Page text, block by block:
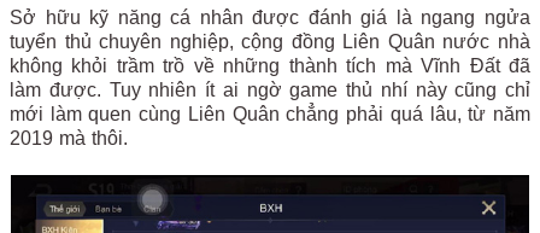
Sở hữu kỹ năng cá nhân được đánh giá là ngang ngửa
tuyển thủ chuyên nghiệp, cộng đồng Liên Quân nước nhà
không khỏi trầm trồ về những thành tích mà Vĩnh Đất đã
làm được. Tuy nhiên ít ai ngờ game thủ nhí này cũng chỉ
mới làm quen cùng Liên Quân chẳng phải quá lâu, từ năm
2019 mà thôi.